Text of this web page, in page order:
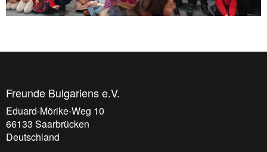
Freunde Bulgariens e.V.
Eduard-Mörike-Weg 10
66133 Saarbrücken
Deutschland